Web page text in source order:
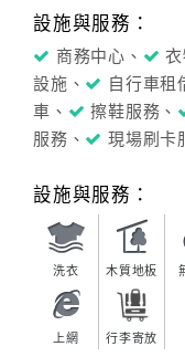
設施與服務：
商務中心、 衣
設施、
自行車租
車、
擦鞋服務、
服務、
現場刷卡
設施與服務：
洗衣 木質地板
上網 行李寄放